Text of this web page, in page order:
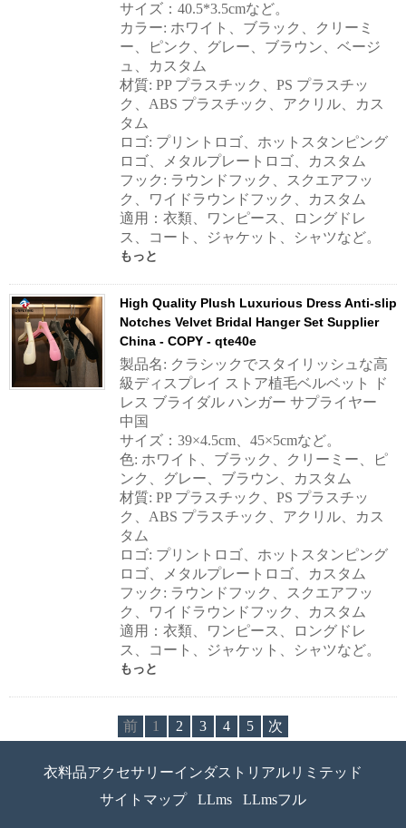
サイズ：40.5*3.5cmなど。
カラー: ホワイト、ブラック、クリーミ
ー、ピンク、グレー、ブラウン、ベージ
ュ、カスタム
材質: PP プラスチック、PS プラスチッ
ク、ABS プラスチック、アクリル、カス
タム
ロゴ: プリントロゴ、ホットスタンピング
ロゴ、メタルプレートロゴ、カスタム
フック: ラウンドフック、スクエアフッ
ク、ワイドラウンドフック、カスタム
適用：衣類、ワンピース、ロングドレ
ス、コート、ジャケット、シャツなど。
もっと
High Quality Plush Luxurious Dress Anti-slip
Notches Velvet Bridal Hanger Set Supplier
China - COPY - qte40e
製品名: クラシックでスタイリッシュな高
級ディスプレイ ストア植毛ベルベット ド
レス ブライダル ハンガー サプライヤー
中国
サイズ：39×4.5cm、45×5cmなど。
色: ホワイト、ブラック、クリーミー、ピ
ンク、グレー、ブラウン、カスタム
材質: PP プラスチック、PS プラスチッ
ク、ABS プラスチック、アクリル、カス
タム
ロゴ: プリントロゴ、ホットスタンピング
ロゴ、メタルプレートロゴ、カスタム
フック: ラウンドフック、スクエアフッ
ク、ワイドラウンドフック、カスタム
適用：衣類、ワンピース、ロングドレ
ス、コート、ジャケット、シャツなど。
もっと
前 1 2 3 4 5 次
衣料品アクセサリーインダストリアルリミテッド
サイトマップ
LLms LLmsフル